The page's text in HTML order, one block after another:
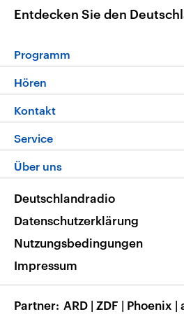
Entdecken Sie den
Programm
Programm
Die Nachrichten
Nachrichtenleicht
Neue Beiträge auf dlf.de
Hören
Livestream
Podcasts
Deutschlandfunk App
Nachrichten App
Frequenzen
Kontakt
Hörerservice
Service
FAQ
Veranstaltungen
Musikliste
RSS
Über uns
Barrierefreiheit
Deutschlandradio
Datenschutzerklärung
Nutzungsbedingungen
Impressum
Partner ARD | ZDF | Phoenix |